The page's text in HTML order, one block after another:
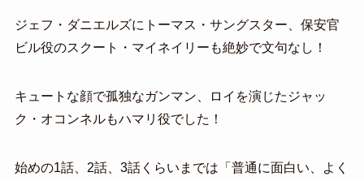
ジェフ・ダニエルズにトーマス・サングスター、保安官
ビル役のスクート・マイネイリーも絶妙で文句なし！
キュートな顔で孤独なガンマン、ロイを演じたジャッ
ク・オコンネルもハマリ役でした！
始めの1話、2話、3話くらいまでは「普通に面白い、よく